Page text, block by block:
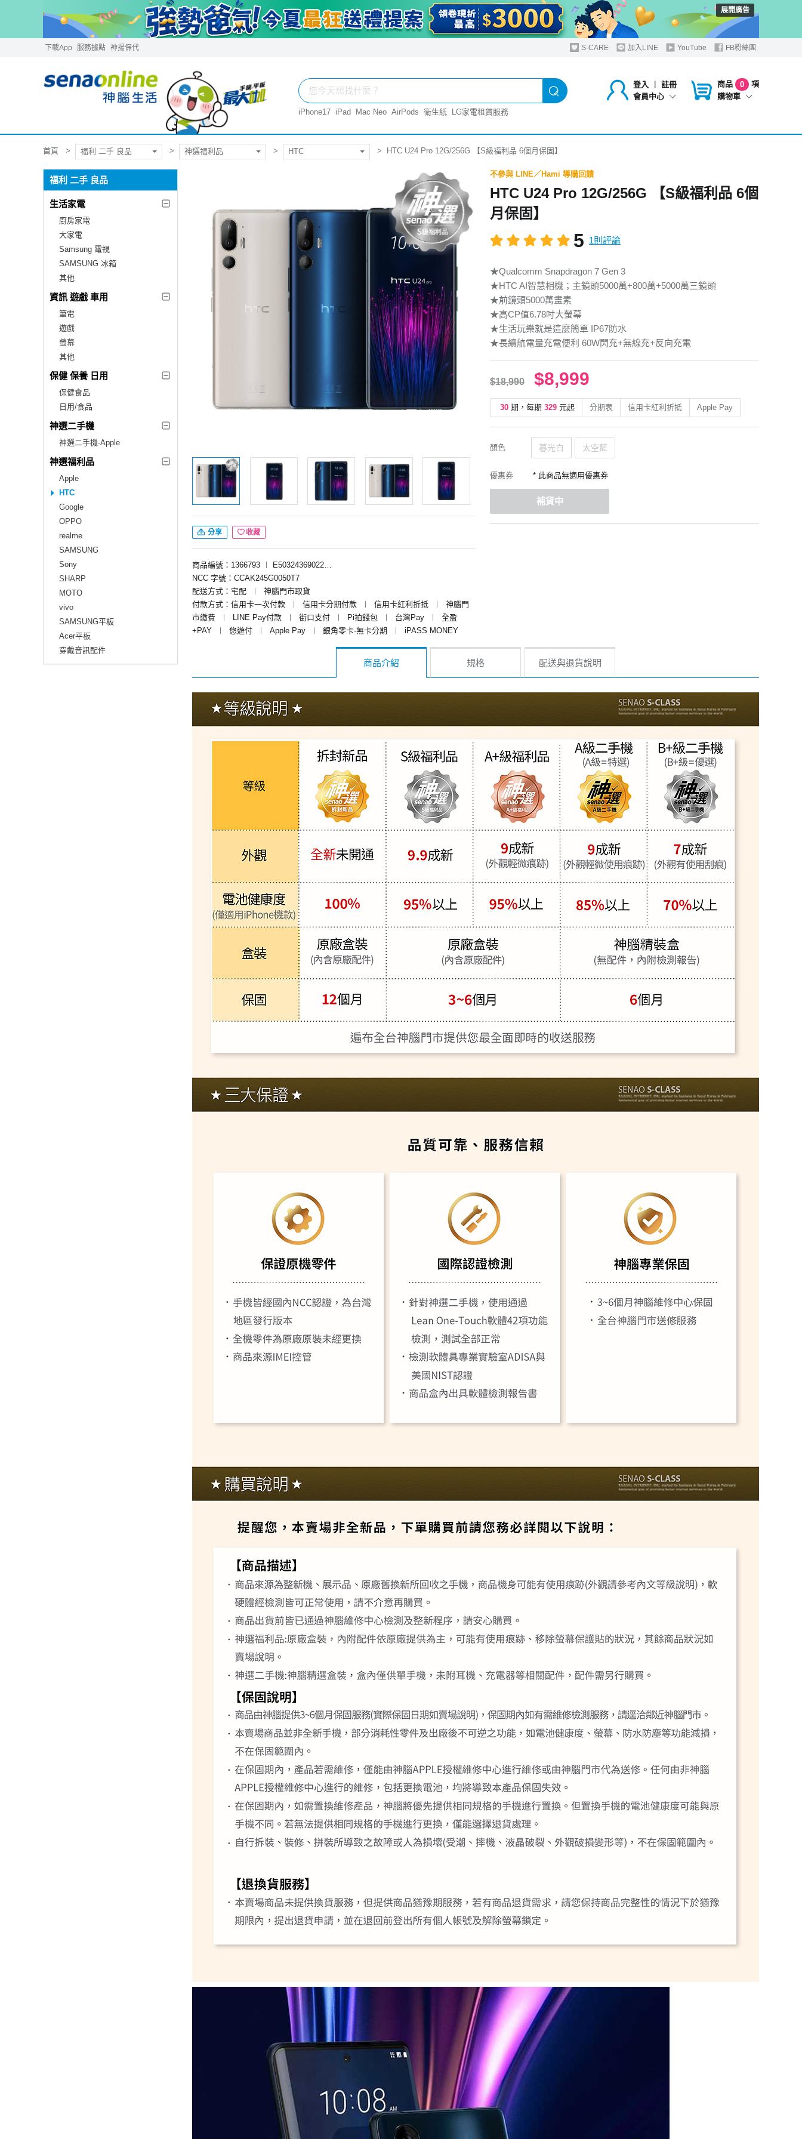
展開廣告
下載App 服務據點 神揚保代 S-CARE 加入LINE YouTube FB粉絲團
登入 ︱
註冊
會員中心
商品 0
項
購物車
iPhone17 iPad Mac Neo AirPods 衛生紙 LG家電租賃服務
首頁 福利 二手 良品 神選福利品 HTC HTC U24 Pro 12G/256G 【S級福利品 6個月保固】
福利 二手 良品
生活家電
廚房家電
大家電
Samsung 電視
SAMSUNG 冰箱
其他
資訊 遊戲 車用
筆電
遊戲
螢幕
其他
保健 保養 日用
保健食品
日用/食品
神選二手機
神選二手機-Apple
神選福利品
Apple
HTC
Google
OPPO
realme
SAMSUNG
Sony
SHARP
MOTO
vivo
SAMSUNG平板
Acer平板
穿戴音訊配件
分享 收藏
商品編號：1366793 ︱
NCC 字號：CCAK245G0050T7
配送方式：宅配
︱
神腦門市取貨
付款方式：信用卡一次付款
︱ 信用卡分期付款 ︱ 信用卡紅利折抵 ︱
神腦門
市繳費
︱ LINE Pay付款 ︱ 街口支付 ︱ Pi拍錢包 ︱ 台灣Pay ︱
全盈
+PAY
︱ 悠遊付 ︱ Apple Pay ︱ 銀角零卡-無卡分期 ︱ iPASS MONEY
不參與 LINE／Hami 導購回饋
HTC U24 Pro 12G/256G 【S級福利品 6個
月保固】
5 1則評論
★Qualcomm Snapdragon 7 Gen 3
★HTC AI智慧相機；主鏡頭5000萬+800萬+5000萬三鏡頭
★前鏡頭5000萬畫素
★高CP值6.78吋大螢幕
★生活玩樂就是這麼簡單 IP67防水
★長續航電量充電便利 60W閃充+無線充+反向充電
$18,990 $8,999
30 期，每期 329 元起 分期表 信用卡紅利折抵 Apple Pay
顏色 暮光白 太空藍
優惠券 * 此商品無適用優惠券
補貨中
商品介紹 規格 配送與退貨說明